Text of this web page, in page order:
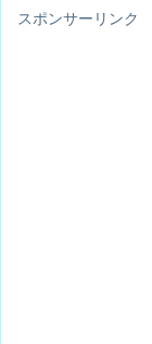
スポンサーリンク